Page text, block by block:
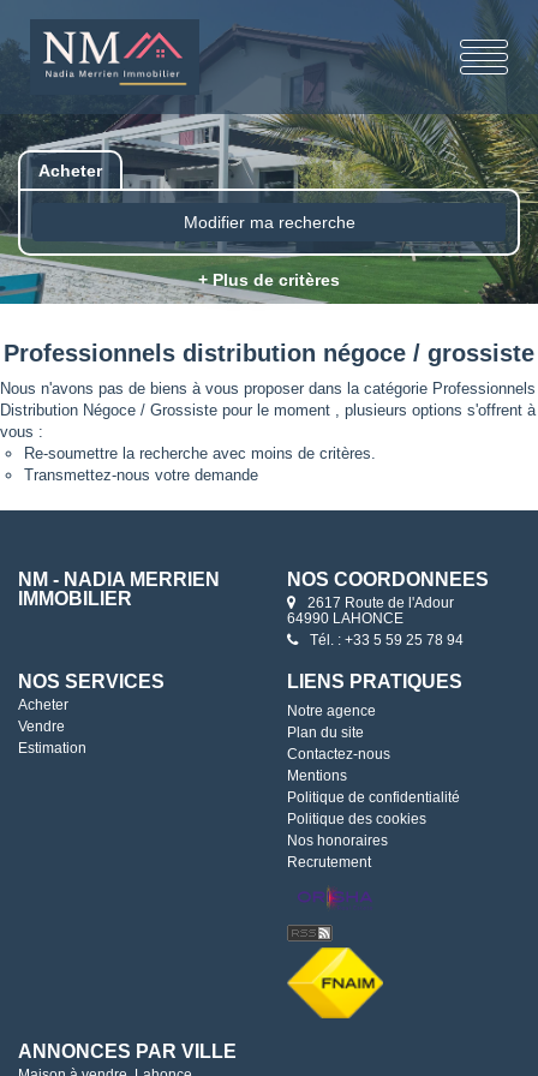
Acheter
Modifier ma recherche
+ Plus de critères
Professionnels distribution négoce / grossiste
Nous n'avons pas de biens à vous proposer dans la catégorie Professionnels
Distribution Négoce / Grossiste pour le moment , plusieurs options s'offrent à
vous :
Re-soumettre la recherche avec moins de critères.
Transmettez-nous votre demande
NM - NADIA MERRIEN
IMMOBILIER
NOS COORDONNÉES
2617 Route de l'Adour
64990 LAHONCE
Tél. : +33 5 59 25 78 94
NOS SERVICES
Acheter
Vendre
Estimation
LIENS PRATIQUES
Notre agence
Plan du site
Contactez-nous
Mentions
Politique de confidentialité
Politique des cookies
Nos honoraires
Recrutement
ANNONCES PAR VILLE